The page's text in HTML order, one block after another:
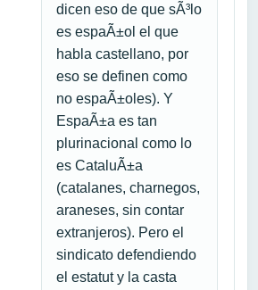
dicen eso de que sÃ³lo
es espaÃ±ol el que
habla castellano, por
eso se definen como
no espaÃ±oles). Y
EspaÃ±a es tan
plurinacional como lo
es CataluÃ±a
(catalanes, charnegos,
araneses, sin contar
extranjeros). Pero el
sindicato defendiendo
el estatut y la casta